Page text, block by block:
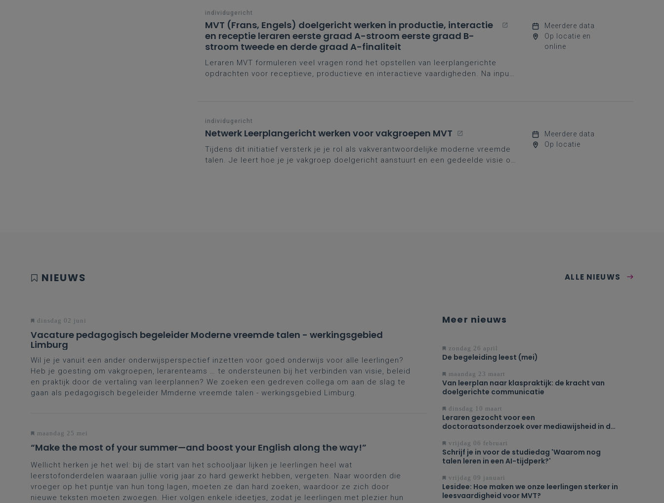
individugericht
MVT (Frans, Engels) doelgericht werken in productie, interactie
en receptie leraren eerste graad A-stroom eerste graad B-
stroom tweede en derde graad A-finaliteit
Leraren MVT formuleren veel vragen rond het opstellen van leerplangerichte
opdrachten voor receptieve, productieve en interactieve vaardigheden. Na input
Meerdere data
Op locatie en
online
individugericht
Netwerk Leerplangericht werken voor vakgroepen MVT
Tijdens dit initiatief versterk je je rol als vakverantwoordelijke moderne vreemde
talen. Je leert hoe je je vakgroep doelgericht aanstuurt en een gedeelde visie op
Meerdere data
Op locatie
NIEUWS ALLE NIEUWS
dinsdag 02 juni
Vacature pedagogisch begeleider Moderne vreemde talen - werkingsgebied
Limburg
Wil je je vanuit een ander onderwijsperspectief inzetten voor goed onderwijs voor alle leerlingen?
Heb je goesting om vakgroepen, lerarenteams … te ondersteunen bij het verbinden van visie, beleid
en praktijk door de vertaling van leerplannen? We zoeken een gedreven collega om aan de slag te
gaan als pedagogisch begeleider Mmderne vreemde talen - werkingsgebied Limburg.
maandag 25 mei
“Make the most of your summer—and boost your English along the way!”
Wellicht herken je het wel: bij de start van het schooljaar lijken je leerlingen heel wat
leerstofonderdelen waaraan jullie vorig jaar zo hard gewerkt hebben, vergeten. Naar woorden die
vroeger op het puntje van hun tong lagen, moeten ze dan hard zoeken, waardoor ze zich door
nieuwe teksten moeten zwoegen. Hier volgen enkele ideetjes, zodat je leerlingen met plezier hun
Meer nieuws
zondag 26 april
De begeleiding leest (mei)
maandag 23 maart
Van leerplan naar klaspraktijk: de kracht van
doelgerichte communicatie
dinsdag 10 maart
Leraren gezocht voor een
doctoraatsonderzoek over mediawijsheid in de
vrijdag 06 februari
Schrijf je in voor de studiedag 'Waarom nog
talen leren in een AI-tijdperk?'
vrijdag 09 januari
Lesidee: Hoe maken we onze leerlingen sterker in
leesvaardigheid voor MVT?